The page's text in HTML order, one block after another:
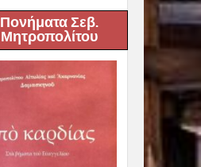
Πονήματα Σεβ.
Μητροπολίτου